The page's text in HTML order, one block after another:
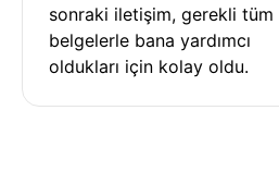
sonraki iletişim, gerekli tüm
belgelerle bana yardımcı
oldukları için kolay oldu.